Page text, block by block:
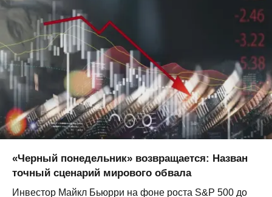
«Черный понедельник» возвращается: Назван
точный сценарий мирового обвала
Инвестор Майкл Бьюрри на фоне роста S&P 500 до